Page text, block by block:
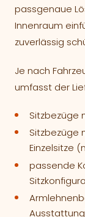
passgenaue
Innenraum
zuverlässig
Je nach
umfasst der
Sitzbezüge
Sitzbezüge
Einzelsitze
passende